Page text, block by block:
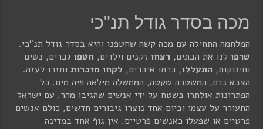
מכה בסדר גודל תנ"כי
המלחמה התחילה עם מכה קשה שחטפנו והיא בסדר גודל תנ"כי.
שרפו לנו את הבתים, רצחו זקנים וילדים, חטפו גברים, נשים
ותינוקות, התעללו, כרתו איברים, לקחו מזכרות וחזרו לעזה.
הצבא נדם, המשטרה שקטה, הממשלה מילאה פיה מים. כל
הפתרונות אולתרו בשטח על ידי אנשים שהגיבו מהר. עם ישראל
התעורר על עצמו וביום אחד נוצרו גיבורים חדשים, כולם אנשים
פרטיים או שפעלו כאנשים פרטיים. אין גוף אחד במדינה